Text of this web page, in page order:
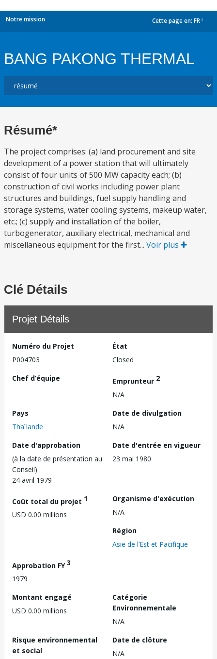
Notre mission Cette page en: FR
BANG PAKONG THERMAL
Résumé*
The project comprises: (a) land procurement and site
development of a power station that will ultimately
consist of four units of 500 MW capacity each; (b)
construction of civil works including power plant
structures and buildings, fuel supply handling and
storage systems, water cooling systems, makeup water,
etc.; (c) supply and installation of the boiler,
turbogenerator, auxiliary electrical, mechanical and
miscellaneous equipment for the first... Voir plus
Clé Détails
Projet Détails
Numéro du Projet
P004703
État
Closed
Chef d’équipe
Emprunteur 2
N/A
Pays
Thaïlande
Date de divulgation
N/A
Date d'approbation
(à la date de présentation au
Conseil)
24 avril 1979
Date d'entrée en vigueur
23 mai 1980
Coût total du projet 1
USD 0.00 millions
Organisme d'exécution
N/A
Région
Asie de l’Est et Pacifique
Approbation FY3
1979
Montant engagé
USD 0.00 millions
Catégorie
Environnementale
N/A
Risque environnemental
et social
Date de clôture
N/A